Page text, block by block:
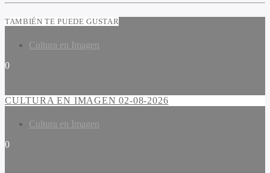
TAMBIÉN TE PUEDE GUSTAR
Cultura en Imagen
0
CULTURA EN IMAGEN 02-08-2026
Cultura en Imagen
0